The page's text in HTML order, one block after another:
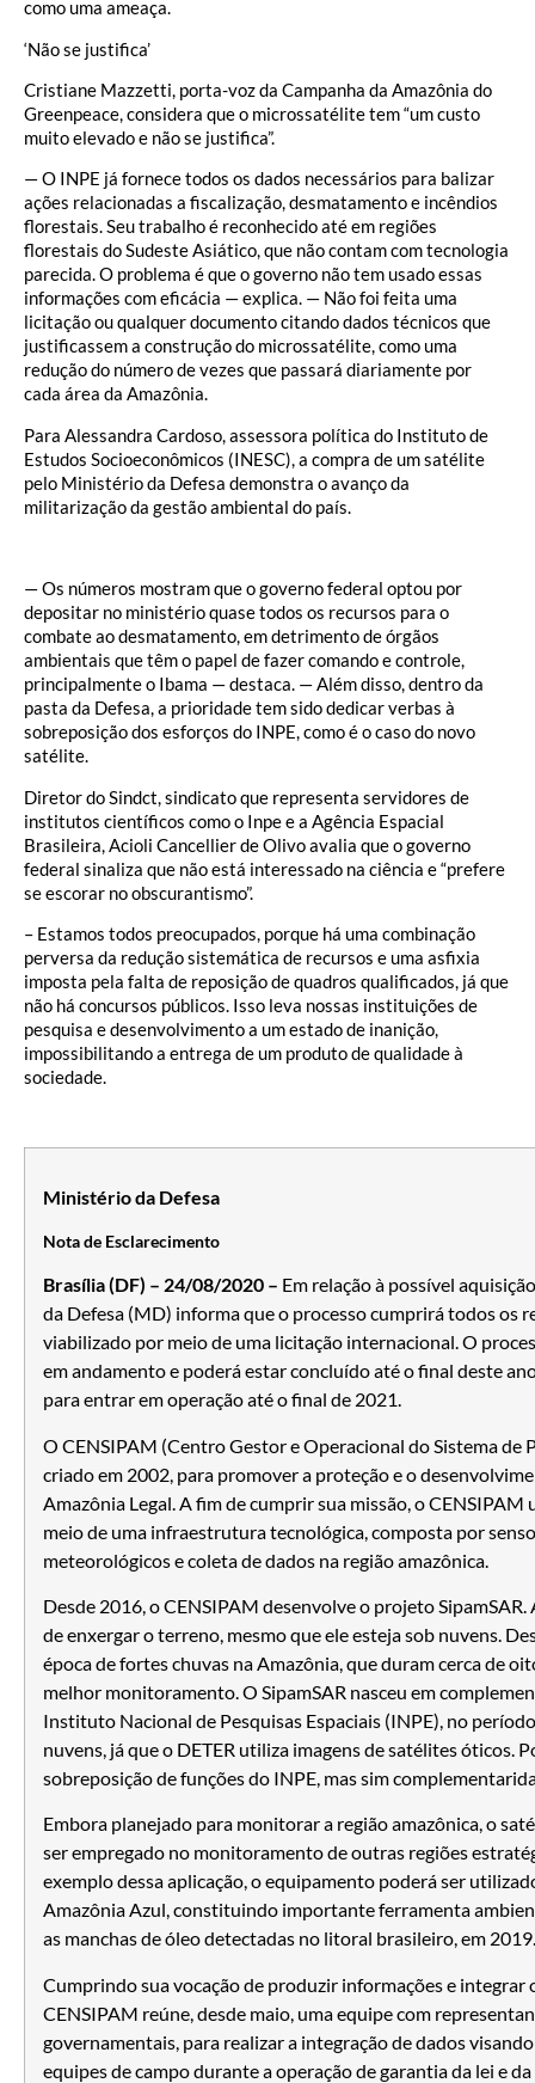
como uma ameaça.
‘Não se justifica’
Cristiane Mazzetti, porta-voz da Campanha da Amazônia do
Greenpeace, considera que o microssatélite tem “um custo
muito elevado e não se justifica”.
— O INPE já fornece todos os dados necessários para balizar
ações relacionadas a fiscalização, desmatamento e incêndios
florestais. Seu trabalho é reconhecido até em regiões
florestais do Sudeste Asiático, que não contam com tecnologia
parecida. O problema é que o governo não tem usado essas
informações com eficácia — explica. — Não foi feita uma
licitação ou qualquer documento citando dados técnicos que
justificassem a construção do microssatélite, como uma
redução do número de vezes que passará diariamente por
cada área da Amazônia.
Para Alessandra Cardoso, assessora política do Instituto de
Estudos Socioeconômicos (INESC), a compra de um satélite
pelo Ministério da Defesa demonstra o avanço da
militarização da gestão ambiental do país.
— Os números mostram que o governo federal optou por
depositar no ministério quase todos os recursos para o
combate ao desmatamento, em detrimento de órgãos
ambientais que têm o papel de fazer comando e controle,
principalmente o Ibama — destaca. — Além disso, dentro da
pasta da Defesa, a prioridade tem sido dedicar verbas à
sobreposição dos esforços do INPE, como é o caso do novo
satélite.
Diretor do Sindct, sindicato que representa servidores de
institutos científicos como o Inpe e a Agência Espacial
Brasileira, Acioli Cancellier de Olivo avalia que o governo
federal sinaliza que não está interessado na ciência e “prefere
se escorar no obscurantismo”.
– Estamos todos preocupados, porque há uma combinação
perversa da redução sistemática de recursos e uma asfixia
imposta pela falta de reposição de quadros qualificados, já que
não há concursos públicos. Isso leva nossas instituições de
pesquisa e desenvolvimento a um estado de inanição,
impossibilitando a entrega de um produto de qualidade à
sociedade.
Ministério da Defesa
Nota de Esclarecimento
Brasília (DF) – 24/08/2020 – Em relação à possível
da Defesa (MD) informa que o processo cumprirá todos os
viabilizado por meio de uma licitação internacional. O
em andamento e poderá estar concluído até o final deste
para entrar em operação até o final de 2021.
O CENSIPAM (Centro Gestor e Operacional do Sistema de
criado em 2002, para promover a proteção e o
Amazônia Legal. A fim de cumprir sua missão, o
meio de uma infraestrutura tecnológica, composta por
meteorológicos e coleta de dados na região amazônica.
Desde 2016, o CENSIPAM desenvolve o projeto SipamSAR.
de enxergar o terreno, mesmo que ele esteja sob nuvens.
época de fortes chuvas na Amazônia, que duram cerca de
melhor monitoramento. O SipamSAR nasceu em
Instituto Nacional de Pesquisas Espaciais (INPE), no
nuvens, já que o DETER utiliza imagens de satélites óticos.
sobreposição de funções do INPE, mas sim
Embora planejado para monitorar a região amazônica, o
ser empregado no monitoramento de outras regiões
exemplo dessa aplicação, o equipamento poderá ser
Amazônia Azul, constituindo importante ferramenta
as manchas de óleo detectadas no litoral brasileiro, em 2019.
Cumprindo sua vocação de produzir informações e integrar
CENSIPAM reúne, desde maio, uma equipe com
governamentais, para realizar a integração de dados
equipes de campo durante a operação de garantia da lei e